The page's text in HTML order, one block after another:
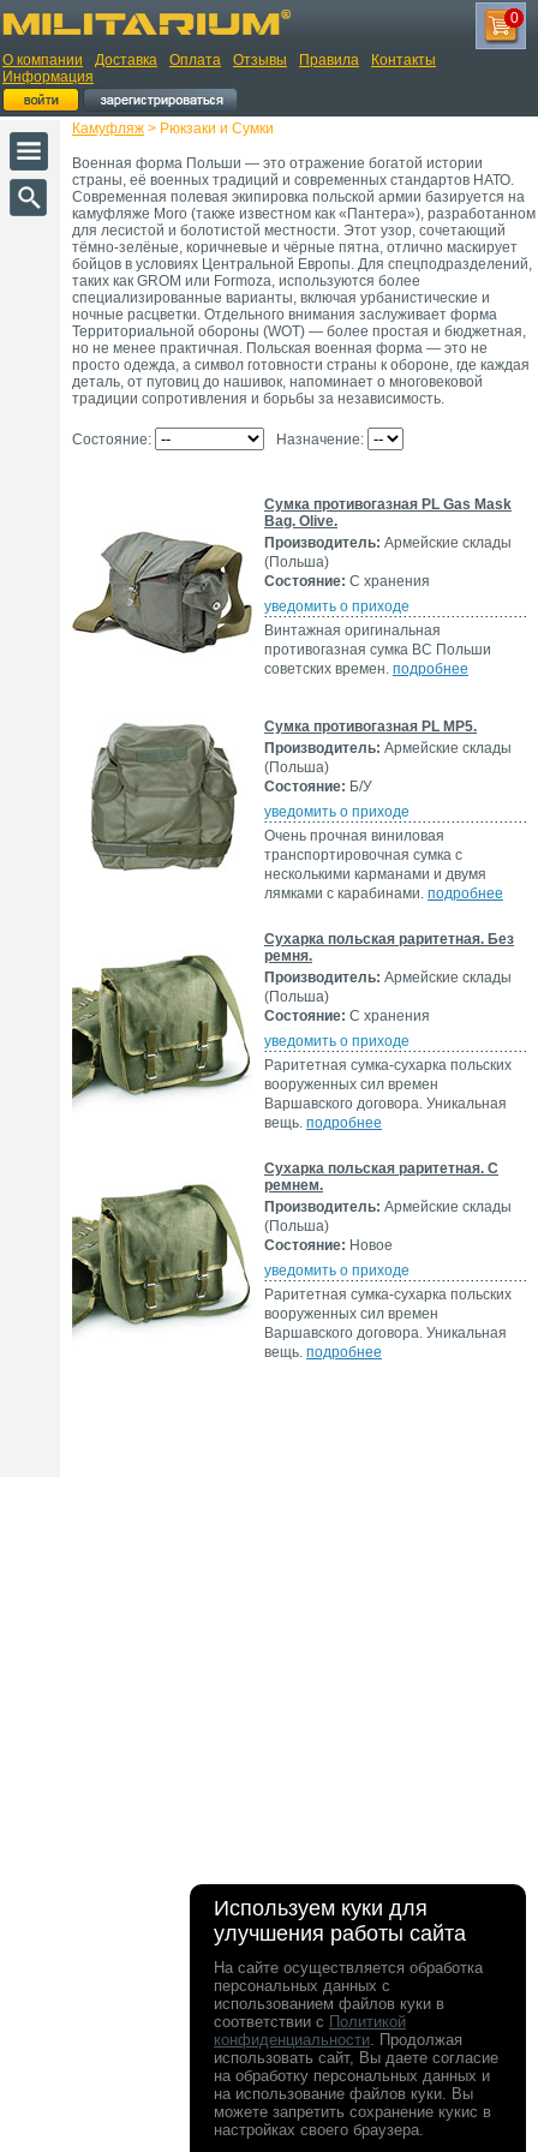
О компании Доставка Оплата Отзывы Правила
Контакты
Информация
0
Камуфляж > Рюкзаки и Сумки
Военная форма Польши — это отражение богатой истории
страны, её военных традиций и современных стандартов НАТО.
Современная полевая экипировка польской армии базируется на
камуфляже Moro (также известном как «Пантера»), разработанном
для лесистой и болотистой местности. Этот узор, сочетающий
тёмно-зелёные, коричневые и чёрные пятна, отлично маскирует
бойцов в условиях Центральной Европы. Для спецподразделений,
таких как GROM или Formoza, используются более
специализированные варианты, включая урбанистические и
ночные расцветки. Отдельного внимания заслуживает форма
Территориальной обороны (WOT) — более простая и бюджетная,
но не менее практичная. Польская военная форма — это не
просто одежда, а символ готовности страны к обороне, где каждая
деталь, от пуговиц до нашивок, напоминает о многовековой
традиции сопротивления и борьбы за независимость.
Состояние: Назначение:
Сумка противогазная PL Gas Mask
Bag. Olive.
Производитель: Армейские склады
(Польша)
Состояние: С хранения
уведомить о приходе
Винтажная оригинальная
противогазная сумка ВС Польши
советских времен. подробнее
Сумка противогазная PL MP5.
Производитель: Армейские склады
(Польша)
Состояние: Б/У
уведомить о приходе
Очень прочная виниловая
транспортировочная сумка с
несколькими карманами и двумя
лямками с карабинами. подробнее
Сухарка польская раритетная. Без
ремня.
Производитель: Армейские склады
(Польша)
Состояние: С хранения
уведомить о приходе
Раритетная сумка-сухарка польских
вооруженных сил времен
Варшавского договора. Уникальная
вещь. подробнее
Сухарка польская раритетная. С
ремнем.
Производитель: Армейские склады
(Польша)
Состояние: Новое
уведомить о приходе
Раритетная сумка-сухарка польских
вооруженных сил времен
Варшавского договора. Уникальная
вещь. подробнее
Используем куки для
улучшения работы сайта
На сайте осуществляется обработка
персональных данных с
использованием файлов куки в
соответствии с Политикой
конфиденциальности. Продолжая
использовать сайт, Вы даете согласие
на обработку персональных данных и
на использование файлов куки. Вы
можете запретить сохранение кукис в
настройках своего браузера.